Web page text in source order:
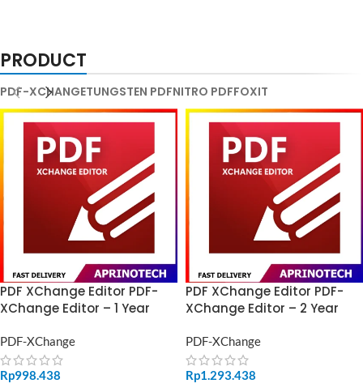
PRODUCT
PDF-XCHANGETUNGSTEN PDFNITRO PDFFOXIT
PDF XChange Editor PDF-
XChange Editor – 1 Year
PDF-XChange
Rp998.438
PDF XChange Editor PDF-
XChange Editor – 2 Year
PDF-XChange
Rp1.293.438